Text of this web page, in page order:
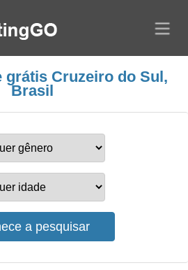
grátis Cruzeiro do Sul,
Brasil